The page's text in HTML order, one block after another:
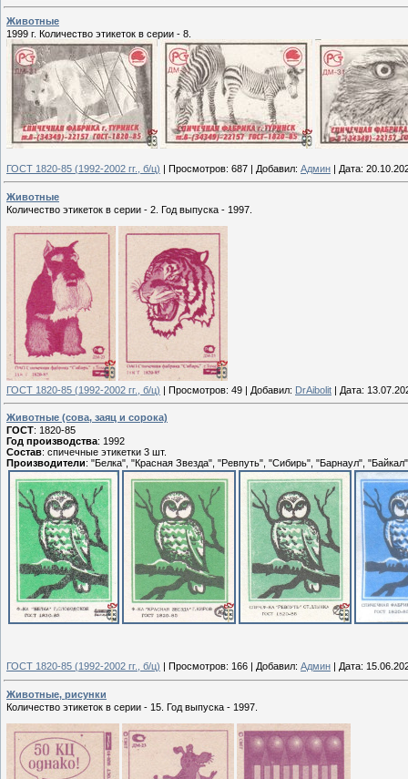
Животные
1999 г. Количество этикеток в серии - 8.
ГОСТ 1820-85 (1992-2002 гг., б/ц) | Просмотров: 687 | Добавил: Админ | Дата:
Животные
Количество этикеток в серии - 2. Год выпуска - 1997.
ГОСТ 1820-85 (1992-2002 гг., б/ц) | Просмотров: 49 | Добавил: DrAibolit | Дата:
Животные (сова, заяц и сорока)
ГОСТ: 1820-85
Год производства: 1992
Состав: спичечные этикетки 3 шт.
Производители: "Белка", "Красная Звезда", "Ревпуть", "Сибирь", "Барнаул", "Байкал"
ГОСТ 1820-85 (1992-2002 гг., б/ц) Просмотров: 166 Добавил: Админ Дата:
Животные, рисунки
Количество этикеток в серии - 15. Год выпуска - 1997.